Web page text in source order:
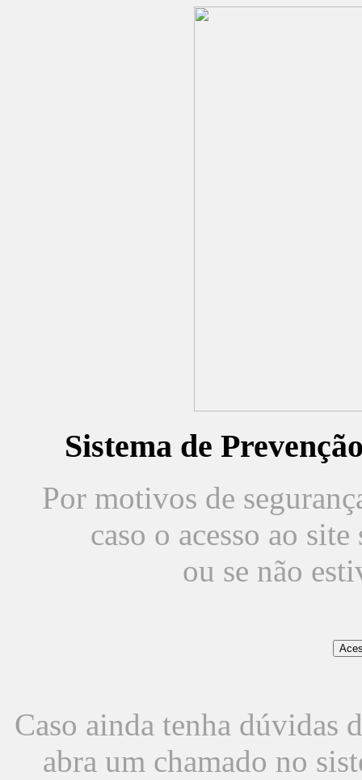
Sistema de
Por motivos de
caso o acesso ao
ou se não
Caso ainda tenha dúvidas
abra um chamado no